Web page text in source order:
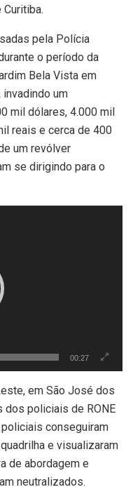
pela Polícia
o período da
Bela Vista em
invadindo um
mil dólares, 4.000 mil
reais e cerca de 400
um revólver
se dirigindo para o
00:27
em São José dos
dos policiais de RONE
conseguiram
e visualizaram
de abordagem e
neutralizados.